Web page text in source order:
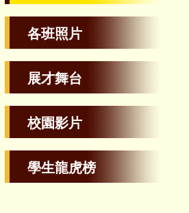
各班照片
展才舞台
校園影片
學生龍虎榜